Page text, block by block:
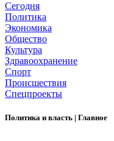
Сегодня
Политика
Экономика
Общество
Культура
Здравоохранение
Спорт
Происшествия
Спецпроекты
Политика и власть | Главное